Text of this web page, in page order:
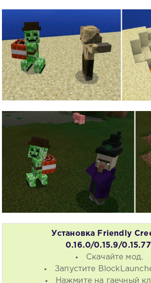
Установка Friendly
0.16.0/0.15.9/
Скачайте мод.
Запустите
Нажмите на гаечный